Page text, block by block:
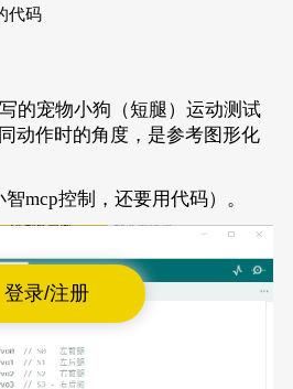
登录/注册
代码
的宠物小狗（短腿）运动测试
动作时的角度，是参考图形化
mcp控制，还要用代码）。